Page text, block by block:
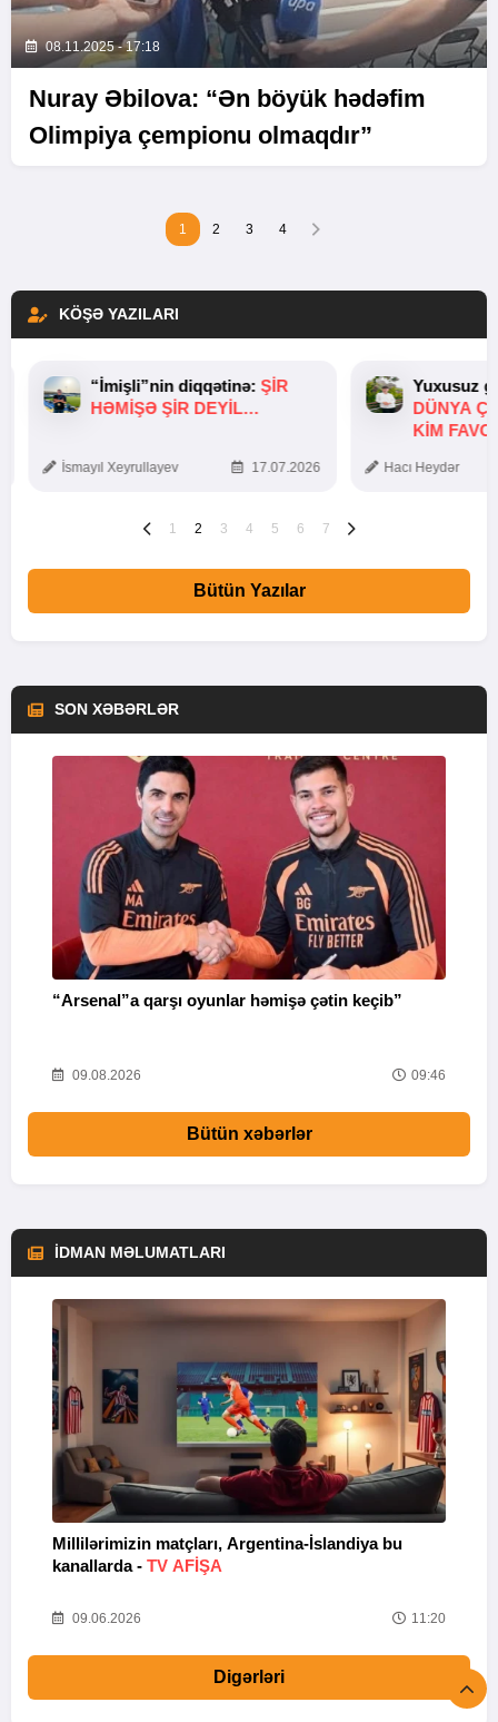
08.11.2025 - 17:18
Nuray Əbilova: “Ən böyük hədəfim
Olimpiya çempionu olmaqdır”
1 2 3 4
KÖŞƏ YAZILARI
“İmişli”nin diqqətinə: ŞIR
HƏMIŞƏ ŞIR DEYIL…
İsmayıl Xeyrullayev 17.07.2026
Yuxusuz
DÜNYA
KIM
Hacı Heydər
1 2 3 4 5 6 7
Bütün Yazılar
SON XƏBƏRLƏR
“Arsenal”a qarşı oyunlar həmişə çətin keçib”
09.08.2026 09:46
Bütün xəbərlər
İDMAN MƏLUMATLARI
Millilərimizin matçları, Argentina-İslandiya bu
kanallarda - TV AFİŞA
09.06.2026 11:20
Digərləri